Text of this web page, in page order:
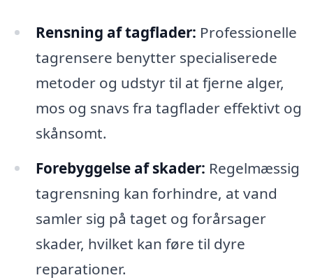
Rensning af tagflader: Professionelle
tagrensere benytter specialiserede
metoder og udstyr til at fjerne alger,
mos og snavs fra tagflader effektivt og
skånsomt.
Forebyggelse af skader: Regelmæssig
tagrensning kan forhindre, at vand
samler sig på taget og forårsager
skader, hvilket kan føre til dyre
reparationer.